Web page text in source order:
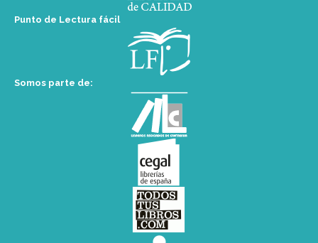
Punto de Lectura fácil
Somos parte de: